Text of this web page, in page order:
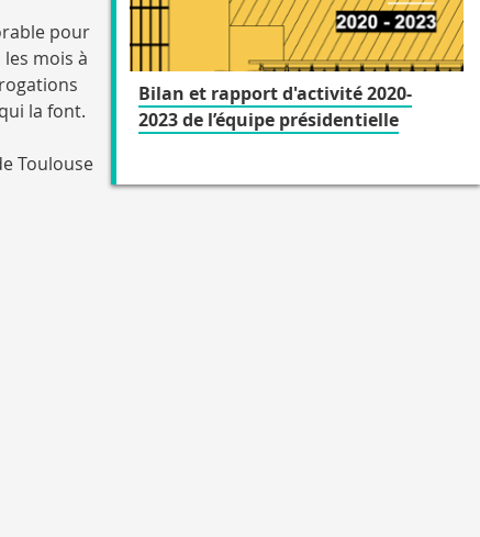
pour
mois à
la font.
Toulouse
Bilan et rapport d'activité 2020-
2023 de l’équipe présidentielle